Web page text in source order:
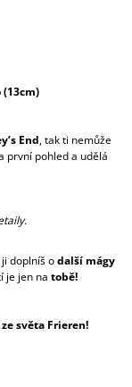
(13cm)
End, tak ti nemůže
první pohled a udělá
doplníš odalší mágy
je jen na tobě!
světa Frieren!